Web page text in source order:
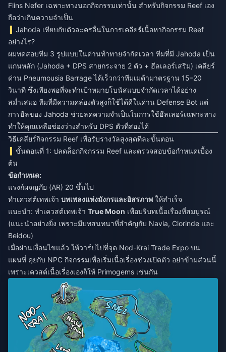
Flins Nefer เฉพาะทางนอกกิจกรรมเท่านั้น สำหรับกิจกรรม Reef เอง
ถือว่าเกินความจำเป็น
Jahoda เทียบกับตัวละครอื่นในการเคลียร์เนื้อหากิจกรรม Reef
อย่างไร?
ผมทดสอบทีม 3 รูปแบบในด่านท้าทายจำกัดเวลา ทีมที่มี Jahoda เป็น
แกนหลัก (Jahoda + DPS สายกระจาย 2 ตัว + ฮีลเลอร์เสริม) เคลียร์
ด่าน Pneumousia Barrage ได้เร็วกว่าทีมเมต้ามาตรฐาน 15–20
วินาที ซึ่งเพียงพอที่จะทำเป้าหมายโบนัสแบบจำกัดเวลาได้อย่าง
สม่ำเสมอ ทีมที่มีความคล่องตัวสูงก็ใช้ได้ดีในด่าน Defense Bot แต่
การฮีลของ Jahoda ช่วยลดความจำเป็นในการใช้ฮีลเลอร์เฉพาะทาง
ทำให้คุณเหลือช่องว่างสำหรับ DPS ตัวที่สองได้
วิธีเคลียร์กิจกรรม Reef เพื่อรับรางวัลสูงสุดทีละขั้นตอน
ขั้นตอนที่ 1: ปลดล็อกกิจกรรม Reef และตรวจสอบข้อกำหนดเบื้อง
ต้น
ข้อกำหนด:
แรงก์ผจญภัย (AR) 20 ขึ้นไป
ทำเควสต์เทพเจ้า บทเพลงแห่งมังกรและอิสรภาพ ให้สำเร็จ
แนะนำ: ทำเควสต์เทพเจ้า True Moon เพื่อบริบทเนื้อเรื่องที่สมบูรณ์
(แนะนำอย่างยิ่ง เพราะมีบทสนทนาที่สำคัญกับ Navia, Clorinde และ
Beidou)
เมื่อผ่านเงื่อนไขแล้ว ให้วาร์ปไปที่จุด Nod-Krai Trade Expo บน
แผนที่ คุยกับ NPC กิจกรรมเพื่อเริ่มเนื้อเรื่องช่วงเปิดตัว อย่าข้ามส่วนนี้
เพราะเควสต์เนื้อเรื่องเองก็ให้ Primogems เช่นกัน